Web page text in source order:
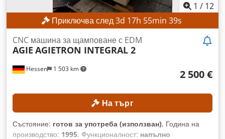
1 / 12
Приключва след3d 17h 55min 37s
Hessen 1 503 km
CNC машина за щамповане с EDM
AGIE AGIETRON INTEGRAL 2
2 500 €
На търг
Състояние: готов за употреба (използван), Година на
производство: 1995, Функционалност: напълно